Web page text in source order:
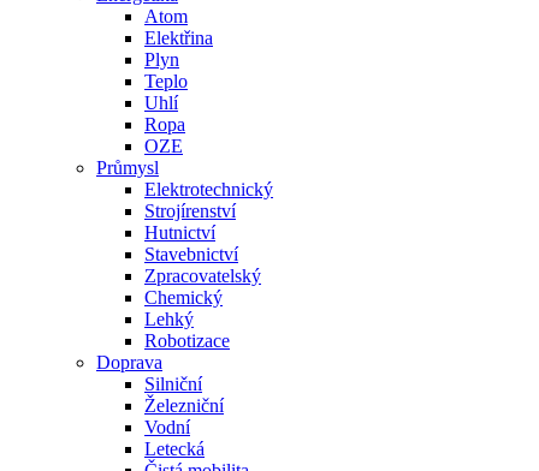
Atom
Elektřina
Plyn
Teplo
Uhlí
Ropa
OZE
Průmysl
Elektrotechnický
Strojírenství
Hutnictví
Stavebnictví
Zpracovatelský
Chemický
Lehký
Robotizace
Doprava
Silniční
Železniční
Vodní
Letecká